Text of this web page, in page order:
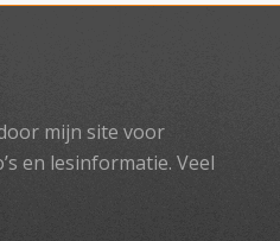
mijn site voor
en lesinformatie. Veel